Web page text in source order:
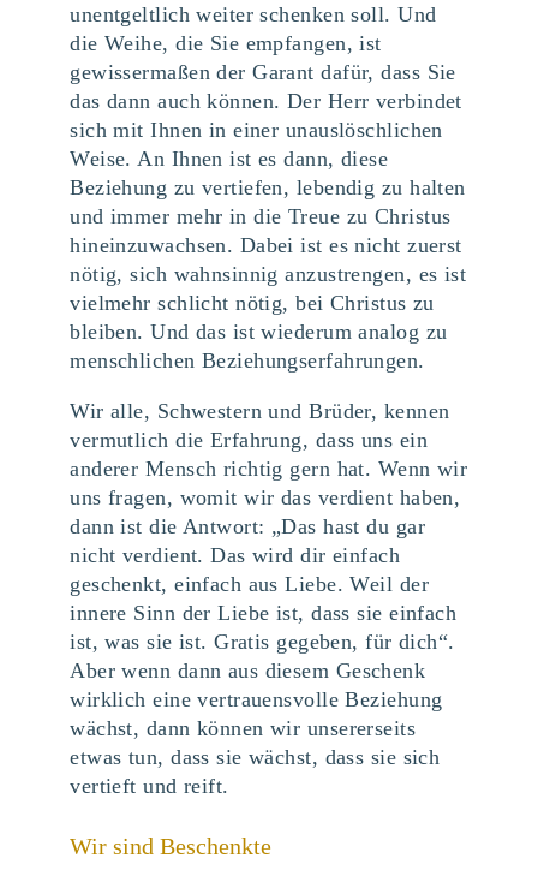
unentgeltlich weiter schenken soll. Und
die Weihe, die Sie empfangen, ist
gewissermaßen der Garant dafür, dass Sie
das dann auch können. Der Herr verbindet
sich mit Ihnen in einer unauslöschlichen
Weise. An Ihnen ist es dann, diese
Beziehung zu vertiefen, lebendig zu halten
und immer mehr in die Treue zu Christus
hineinzuwachsen. Dabei ist es nicht zuerst
nötig, sich wahnsinnig anzustrengen, es ist
vielmehr schlicht nötig, bei Christus zu
bleiben. Und das ist wiederum analog zu
menschlichen Beziehungserfahrungen.
Wir alle, Schwestern und Brüder, kennen
vermutlich die Erfahrung, dass uns ein
anderer Mensch richtig gern hat. Wenn wir
uns fragen, womit wir das verdient haben,
dann ist die Antwort: „Das hast du gar
nicht verdient. Das wird dir einfach
geschenkt, einfach aus Liebe. Weil der
innere Sinn der Liebe ist, dass sie einfach
ist, was sie ist. Gratis gegeben, für dich“.
Aber wenn dann aus diesem Geschenk
wirklich eine vertrauensvolle Beziehung
wächst, dann können wir unsererseits
etwas tun, dass sie wächst, dass sie sich
vertieft und reift.
Wir sind Beschenkte